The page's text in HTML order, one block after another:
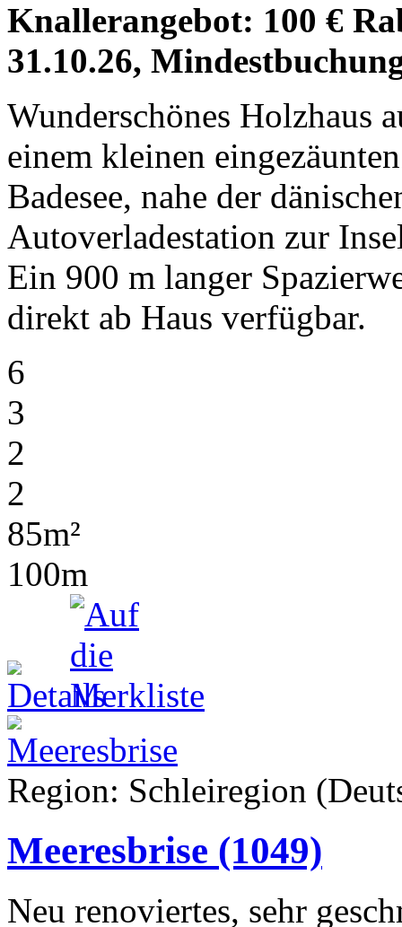
Knallerangebot: 100 €
31.10.26,
Wunderschönes Holzhaus
einem kleinen
Badesee, nahe der
Autoverladestation zur
Ein 900 m langer
direkt ab Haus verfügbar.
6
3
2
2
85m²
100m
Region: Schleiregion
Meeresbrise (1049)
Neu renoviertes, sehr